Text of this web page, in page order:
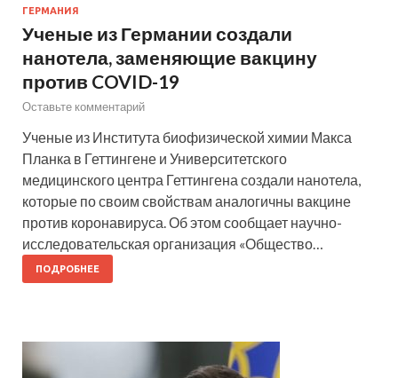
ГЕРМАНИЯ
Ученые из Германии создали
нанотела, заменяющие вакцину
против COVID-19
Оставьте комментарий
Ученые из Института биофизической химии Макса
Планка в Геттингене и Университетского
медицинского центра Геттингена создали нанотела,
которые по своим свойствам аналогичны вакцине
против коронавируса. Об этом сообщает научно-
исследовательская организация «Общество…
ПОДРОБНЕЕ